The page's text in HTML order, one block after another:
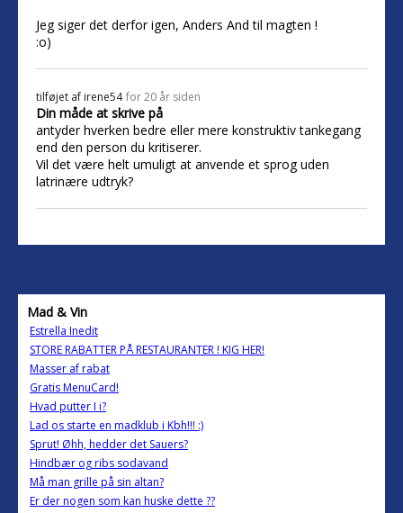
Jeg siger det derfor igen, Anders And til magten !
:o)
tilføjet af irene54 for 20 år siden
Din måde at skrive på
antyder hverken bedre eller mere konstruktiv tankegang
end den person du kritiserer.
Vil det være helt umuligt at anvende et sprog uden
latrinære udtryk?
Mad & Vin
Estrella Inedit
STORE RABATTER PÅ RESTAURANTER ! KIG HER!
Masser af rabat
Gratis MenuCard!
Hvad putter I i?
Lad os starte en madklub i Kbh!!! :)
Sprut! Øhh, hedder det Sauers?
Hindbær og ribs sodavand
Må man grille på sin altan?
Er der nogen som kan huske dette ??